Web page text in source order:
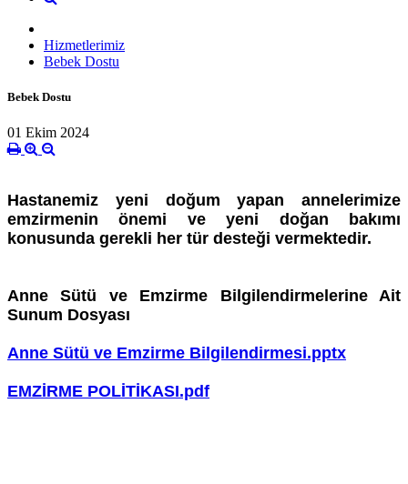
Hizmetlerimiz
Bebek Dostu
Bebek Dostu
01 Ekim 2024
Hastanemiz yeni doğum yapan annelerimize
emzirmenin önemi ve yeni doğan bakımı
konusunda gerekli her tür desteği vermektedir.
Anne Sütü ve Emzirme Bilgilendirmelerine Ait
Sunum Dosyası
Anne Sütü ve Emzirme Bilgilendirmesi.pptx
EMZİRME POLİTİKASI.pdf